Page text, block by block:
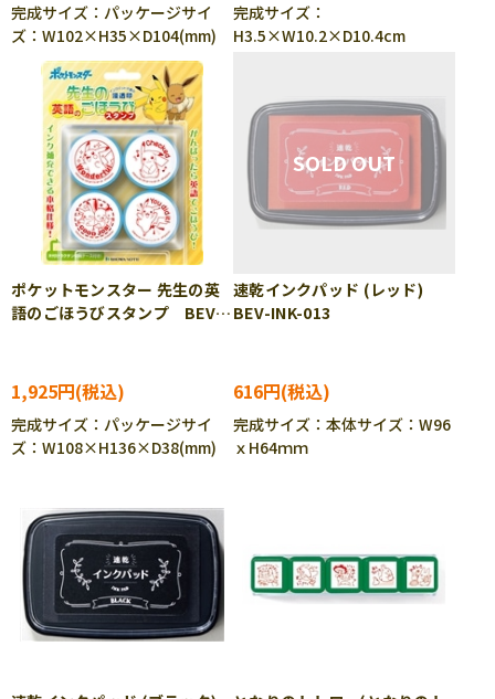
完成サイズ：パッケージサイ
ズ：W102×H35×D104(mm)
完成サイズ：
H3.5×W10.2×D10.4cm
ポケットモンスター 先生の英
語のごほうびスタンプ BEV-
1,925円
完成サイズ：パッケージサイ
ズ：W108×H136×D38(mm)
速乾インクパッド (レッド)
BEV-INK-013
616円
完成サイズ：本体サイズ：W96
ｘH64ｍｍ